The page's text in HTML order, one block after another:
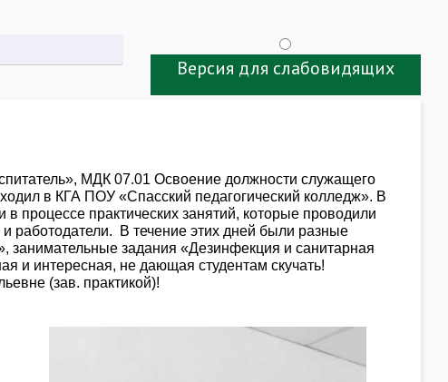
Версия для слабовидящих
МДК 07.01 Освоение должности служащего
в КГА ПОУ «Спасский педагогический колледж». В
процессе практических занятий, которые проводили
работодатели. В течение этих дней были разные
занимательные задания «Дезинфекция и санитарная
интересная, не дающая студентам скучать!
(зав. практикой)!